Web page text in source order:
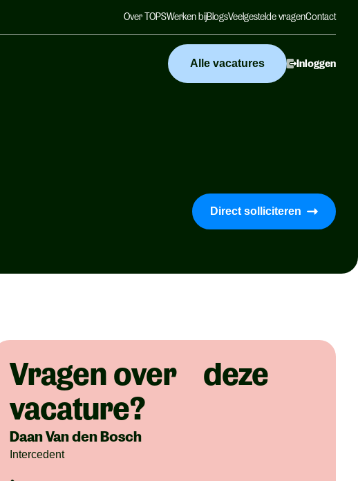
Over TOPSWerken bijBlogsVeelgestelde vragenContact
Alle vacatures Inloggen
Direct solliciteren
Vragen over deze
vacature?
Daan Van den Bosch
Intercedent